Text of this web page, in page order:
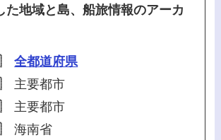
た地域と島、船旅情報のアーカ
全都道府県
主要都市
主要都市
海南省